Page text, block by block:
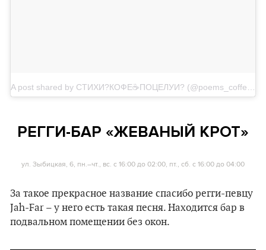
РЕГГИ-БАР «ЖЕВАНЫЙ КРОТ»
ул. Зыбицкая, 6, пн.–чт., вс. с 16:00 до 02:00, пт., сб. с 16:00 до 04:00
За такое прекрасное название спасибо регги-певцу
Jah-Far – у него есть такая песня. Находится бар в
подвальном помещении без окон.